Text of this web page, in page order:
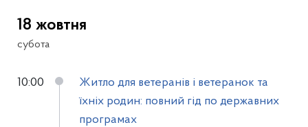
18 жовтня
субота
10:00
Житло для ветеранів і ветеранок та
їхніх родин: повний гід по державних
програмах